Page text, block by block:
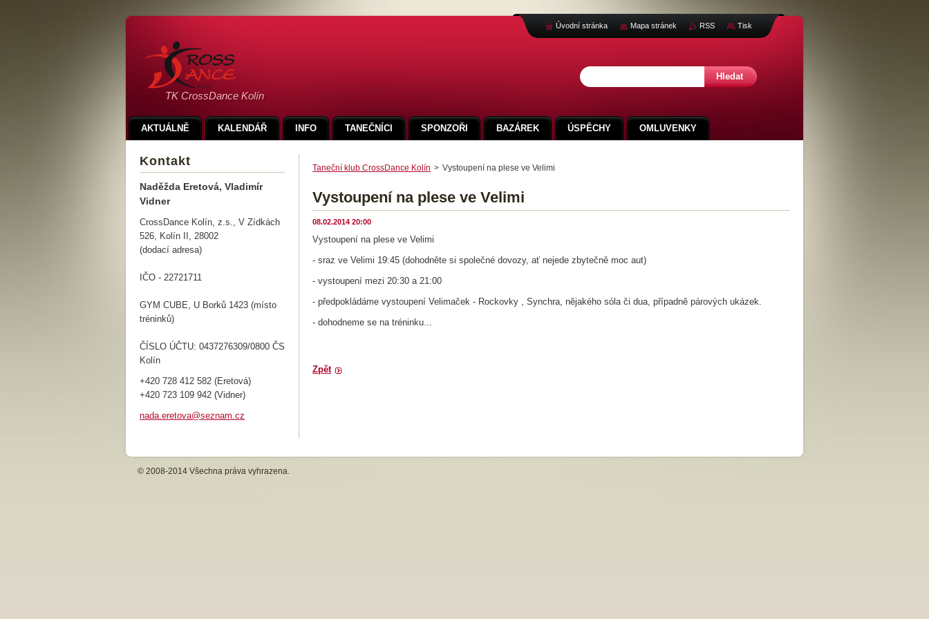
TK CrossDance Kolín
Taneční klub CrossDance Kolín > Vystoupení na plese ve Velimi
Vystoupení na plese ve Velimi
08.02.2014 20:00
Vystoupení na plese ve Velimi
- sraz ve Velimi 19:45 (dohodněte si společné dovozy, ať nejede zbytečně moc aut)
- vystoupení mezi 20:30 a 21:00
- předpokládáme vystoupení Velimaček - Rockovky , Synchra, nějakého sóla či dua, případně párových ukázek.
- dohodneme se na tréninku...
Zpět
Kontakt
Naděžda Eretová, Vladimír
Vidner
CrossDance Kolín, z.s., V Zídkách
526, Kolín II, 28002
(dodací adresa)
IČO - 22721711
GYM CUBE, U Borků 1423 (místo
tréninků)
ČÍSLO ÚČTU: 0437276309/0800 ČS
Kolín
+420 728 412 582 (Eretová)
+420 723 109 942 (Vidner)
nada.eretova@seznam.cz
AKTUÁLNĚ KALENDÁŘ INFO TANEČNÍCI SPONZOŘI BAZÁREK ÚSPĚCHY OMLUVENKY
Úvodní stránka Mapa stránek RSS Tisk
© 2008-2014 Všechna práva vyhrazena.